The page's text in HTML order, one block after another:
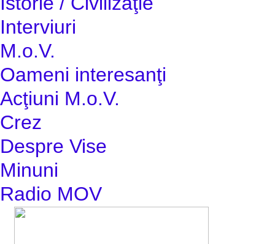
Interviuri
M.o.V.
Oameni interesanţi
Acţiuni M.o.V.
Crez
Despre Vise
Minuni
Radio MOV